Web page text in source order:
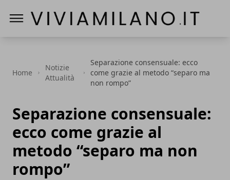
Home
Notizie
Attualità
Separazione consensuale: ecco
come grazie al metodo “separo ma
non rompo”
Separazione consensuale:
ecco come grazie al
metodo “separo ma non
rompo”